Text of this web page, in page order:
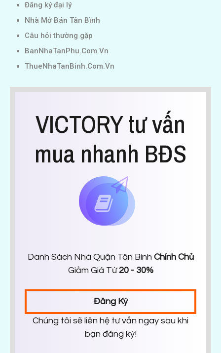
Đăng ký đại lý
Nhà Mở Bán Tân Bình
Câu hỏi thường gặp
BanNhaTanPhu.Com.Vn
ThueNhaTanBinh.Com.Vn
VICTORY tư vấn
mua nhanh BĐS
Danh Sách Nhà Quận Tân Bình Chính Chủ
Giảm Giá Từ 20 - 30%
Đăng Ký
Chúng tôi sẽ liên hệ tư vấn ngay sau khi
bạn đăng ký!